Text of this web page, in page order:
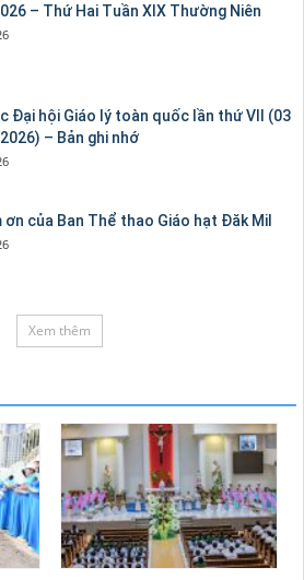
– Thứ Hai Tuần XIX Thường Niên
Đại hội Giáo lý toàn quốc lần thứ VII (03
– Bản ghi nhớ
ơn của Ban Thể thao Giáo hạt Đăk Mil
Xem thêm